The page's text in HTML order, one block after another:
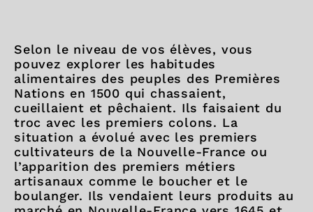
Selon le niveau de vos élèves, vous
pouvez explorer les habitudes
alimentaires des peuples des Premières
Nations en 1500 qui chassaient,
cueillaient et pêchaient. Ils faisaient du
troc avec les premiers colons. La
situation a évolué avec les premiers
cultivateurs de la Nouvelle-France ou
l’apparition des premiers métiers
artisanaux comme le boucher et le
boulanger. Ils vendaient leurs produits au